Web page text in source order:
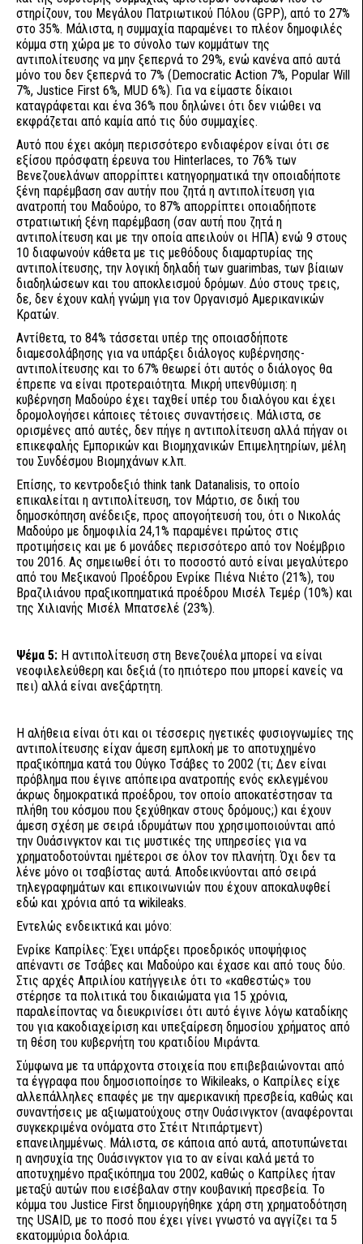
στηρίζουν, του Μεγάλου Πατριωτικού Πόλου (GPP), από το 27%
στο 35%. Μάλιστα, η συμμαχία παραμένει το πλέον δημοφιλές
κόμμα στη χώρα με το σύνολο των κομμάτων της
αντιπολίτευσης να μην ξεπερνά το 29%, ενώ κανένα από αυτά
μόνο του δεν ξεπερνά το 7% (Democratic Action 7%, Popular Will
7%, Justice First 6%, MUD 6%). Για να είμαστε δίκαιοι
καταγράφεται και ένα 36% που δηλώνει ότι δεν νιώθει να
εκφράζεται από καμία από τις δύο συμμαχίες.
Αυτό που έχει ακόμη περισσότερο ενδιαφέρον είναι ότι σε
εξίσου πρόσφατη έρευνα του Hinterlaces, το 76% των
Βενεζουελάνων απορρίπτει κατηγορηματικά την οποιαδήποτε
ξένη παρέμβαση σαν αυτήν που ζητά η αντιπολίτευση για
ανατροπή του Μαδούρο, το 87% απορρίπτει οποιαδήποτε
στρατιωτική ξένη παρέμβαση (σαν αυτή που ζητά η
αντιπολίτευση και με την οποία απειλούν οι ΗΠΑ) ενώ 9 στους
10 διαφωνούν κάθετα με τις μεθόδους διαμαρτυρίας της
αντιπολίτευσης, την λογική δηλαδή των guarimbas, των βίαιων
διαδηλώσεων και του αποκλεισμού δρόμων. Δύο στους τρεις,
δε, δεν έχουν καλή γνώμη για τον Οργανισμό Αμερικανικών
Κρατών.
Αντίθετα, το 84% τάσσεται υπέρ της οποιασδήποτε
διαμεσολάβησης για να υπάρξει διάλογος κυβέρνησης-
αντιπολίτευσης και το 67% θεωρεί ότι αυτός ο διάλογος θα
έπρεπε να είναι προτεραιότητα. Μικρή υπενθύμιση: η
κυβέρνηση Μαδούρο έχει ταχθεί υπέρ του διαλόγου και έχει
δρομολογήσει κάποιες τέτοιες συναντήσεις. Μάλιστα, σε
ορισμένες από αυτές, δεν πήγε η αντιπολίτευση αλλά πήγαν οι
επικεφαλής Εμπορικών και Βιομηχανικών Επιμελητηρίων, μέλη
του Συνδέσμου Βιομηχάνων κ.λπ.
Επίσης, το κεντροδεξιό think tank Datanalisis, το οποίο
επικαλείται η αντιπολίτευση, τον Μάρτιο, σε δική του
δημοσκόπηση ανέδειξε, προς απογοήτευσή του, ότι ο Νικολάς
Μαδούρο με δημοφιλία 24,1% παραμένει πρώτος στις
προτιμήσεις και με 6 μονάδες περισσότερο από τον Νοέμβριο
του 2016. Ας σημειωθεί ότι το ποσοστό αυτό είναι μεγαλύτερο
από του Μεξικανού Προέδρου Ενρίκε Πιένα Νιέτο (21%), του
Βραζιλιάνου πραξικοπηματικά προέδρου Μισέλ Τεμέρ (10%) και
της Χιλιανής Μισέλ Μπατσελέ (23%).
Ψέμα 5: Η αντιπολίτευση στη Βενεζουέλα μπορεί να είναι
νεοφιλελεύθερη και δεξιά (το ηπιότερο που μπορεί κανείς να
πει) αλλά είναι ανεξάρτητη.
Η αλήθεια είναι ότι και οι τέσσερις ηγετικές φυσιογνωμίες της
αντιπολίτευσης είχαν άμεση εμπλοκή με το αποτυχημένο
πραξικόπημα κατά του Ούγκο Τσάβες το 2002 (τι; Δεν είναι
πρόβλημα που έγινε απόπειρα ανατροπής ενός εκλεγμένου
άκρως δημοκρατικά προέδρου, τον οποίο αποκατέστησαν τα
πλήθη του κόσμου που ξεχύθηκαν στους δρόμους;) και έχουν
άμεση σχέση με σειρά ιδρυμάτων που χρησιμοποιούνται από
την Ουάσινγκτον και τις μυστικές της υπηρεσίες για να
χρηματοδοτούνται ημέτεροι σε όλον τον πλανήτη. Όχι δεν τα
λένε μόνο οι τσαβίστας αυτά. Αποδεικνύονται από σειρά
τηλεγραφημάτων και επικοινωνιών που έχουν αποκαλυφθεί
εδώ και χρόνια από τα wikileaks.
Εντελώς ενδεικτικά και μόνο:
Ενρίκε Καπρίλες: Έχει υπάρξει προεδρικός υποψήφιος
απέναντι σε Τσάβες και Μαδούρο και έχασε και από τους δύο.
Στις αρχές Απριλίου κατήγγειλε ότι το «καθεστώς» του
στέρησε τα πολιτικά του δικαιώματα για 15 χρόνια,
παραλείποντας να διευκρινίσει ότι αυτό έγινε λόγω καταδίκης
του για κακοδιαχείριση και υπεξαίρεση δημοσίου χρήματος από
τη θέση του κυβερνήτη του κρατιδίου Μιράντα.
Σύμφωνα με τα υπάρχοντα στοιχεία που επιβεβαιώνονται από
τα έγγραφα που δημοσιοποίησε το Wikileaks, ο Καπρίλες είχε
αλλεπάλληλες επαφές με την αμερικανική πρεσβεία, καθώς και
συναντήσεις με αξιωματούχους στην Ουάσινγκτον (αναφέρονται
συγκεκριμένα ονόματα στο Στέιτ Ντιπάρτμεντ)
επανειλημμένως. Μάλιστα, σε κάποια από αυτά, αποτυπώνεται
η ανησυχία της Ουάσινγκτον για το αν είναι καλά μετά το
αποτυχημένο πραξικόπημα του 2002, καθώς ο Καπρίλες ήταν
μεταξύ αυτών που εισέβαλαν στην κουβανική πρεσβεία. Το
κόμμα του Justice First δημιουργήθηκε χάρη στη χρηματοδότηση
της USAID, με το ποσό που έχει γίνει γνωστό να αγγίζει τα 5
εκατομμύρια δολάρια.